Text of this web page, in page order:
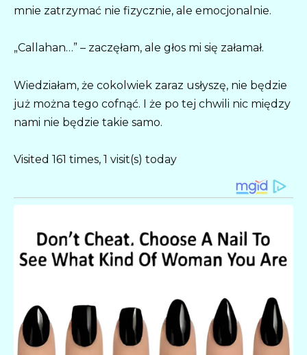
mnie zatrzymać nie fizycznie, ale emocjonalnie.
„Callahan…” – zaczęłam, ale głos mi się załamał.
Wiedziałam, że cokolwiek zaraz usłyszę, nie będzie
już można tego cofnąć. I że po tej chwili nic między
nami nie będzie takie samo.
Visited 161 times, 1 visit(s) today